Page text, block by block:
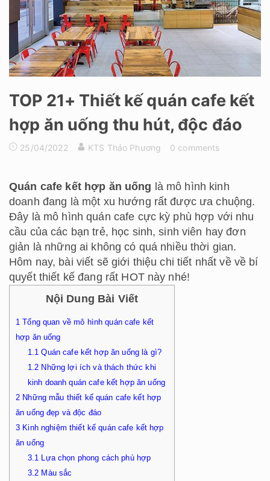
TOP 21+ Thiết kế quán cafe kết
hợp ăn uống thu hút, độc đáo
25/04/2022 KTS Thảo Phương 0 comments
Quán cafe kết hợp ăn uống là mô hình kinh
doanh đang là một xu hướng rất được ưa chuộng.
Đây là mô hình quán cafe cực kỳ phù hợp với nhu
cầu của các bạn trẻ, học sinh, sinh viên hay đơn
giản là những ai không có quá nhiều thời gian.
Hôm nay, bài viết sẽ giới thiệu chi tiết nhất về về bí
quyết thiết kế đang rất HOT này nhé!
Nội Dung Bài Viết
1 Tổng quan về mô hình quán cafe kết
hợp ăn uống
1.1 Quán cafe kết hợp ăn uống là gì?
1.2 Những lợi ích và thách thức khi
kinh doanh quán cafe kết hợp ăn uống
2 Những mẫu thiết kế quán cafe kết hợp
ăn uống đẹp và độc đáo
3 Kinh nghiệm thiết kế quán cafe kết hợp
ăn uống
3.1 Lựa chọn phong cách phù hợp
3.2 Màu sắc